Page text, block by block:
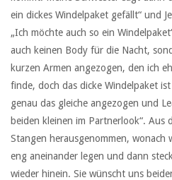
ein dickes Windelpaket gefällt“ und
„Ich möchte auch so ein
auch keinen Body für die Nacht,
kurzen Armen angezogen, den ich
finde, doch das dicke Windelpaket
genau das gleiche angezogen und
beiden kleinen im Partnerlook“. Aus
Stangen herausgenommen,
eng aneinander legen und dann
wieder hinein. Sie wünscht uns